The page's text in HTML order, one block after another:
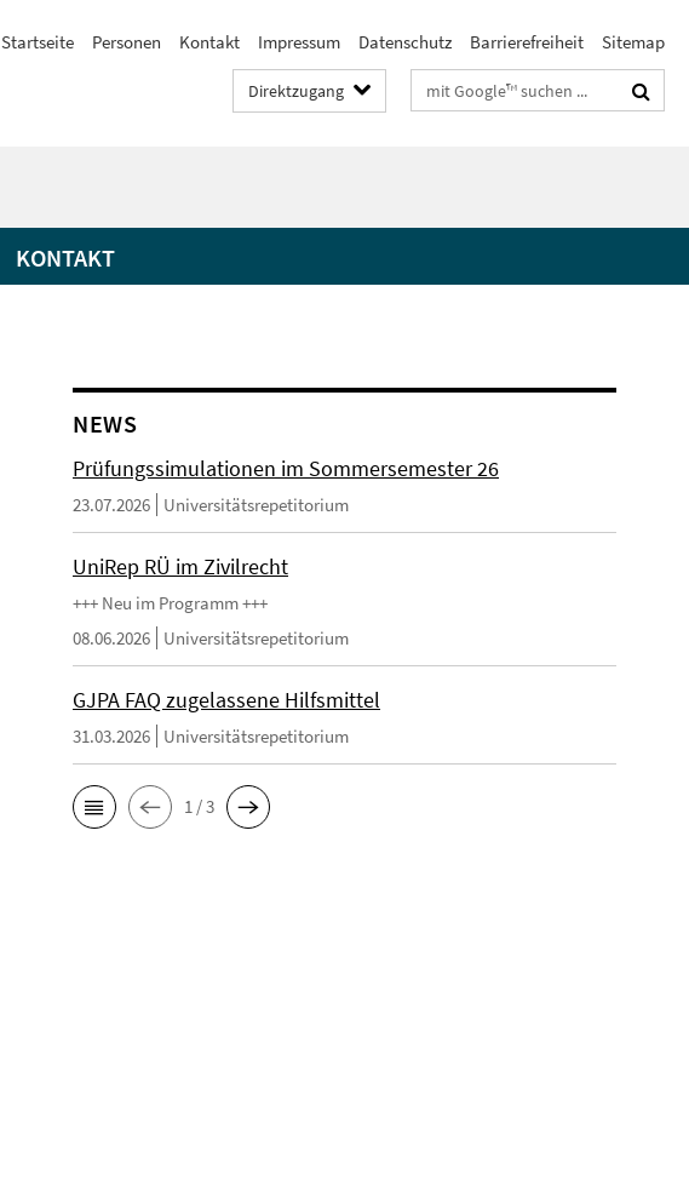
Startseite Personen Kontakt Impressum Datenschutz Barrierefreiheit Sitemap
Direktzugang Suchbegriffe
KONTAKT
NEWS
Prüfungssimulationen im Sommersemester 26
23.07.2026 Universitätsrepetitorium
UniRep RÜ im Zivilrecht
+++ Neu im Programm +++
08.06.2026
Universitätsrepetitorium
GJPA FAQ zugelassene Hilfsmittel
31.03.2026 Universitätsrepetitorium
1 / 3